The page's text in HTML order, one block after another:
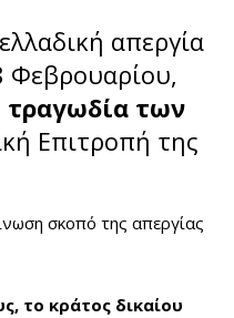
απεργία
Φεβρουαρίου,
τραγωδία των
Επιτροπή της
σκοπό της απεργίας
το κράτος δικαίου